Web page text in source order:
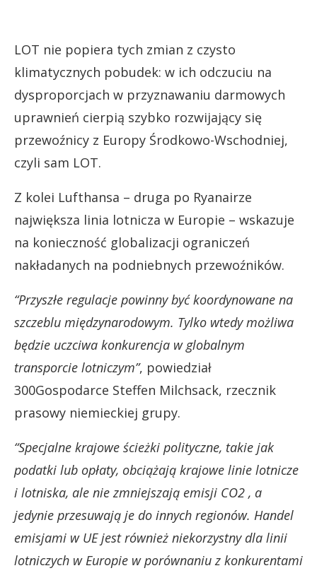
LOT nie popiera tych zmian z czysto
klimatycznych pobudek: w ich odczuciu na
dysproporcjach w przyznawaniu darmowych
uprawnień cierpią szybko rozwijający się
przewoźnicy z Europy Środkowo-Wschodniej,
czyli sam LOT.
Z kolei Lufthansa – druga po Ryanairze
największa linia lotnicza w Europie – wskazuje
na konieczność globalizacji ograniczeń
nakładanych na podniebnych przewoźników.
“Przyszłe regulacje powinny być koordynowane na
szczeblu międzynarodowym. Tylko wtedy możliwa
będzie uczciwa konkurencja w globalnym
transporcie lotniczym”, powiedział
300Gospodarce Steffen Milchsack, rzecznik
prasowy niemieckiej grupy.
“Specjalne krajowe ścieżki polityczne, takie jak
podatki lub opłaty, obciążają krajowe linie lotnicze
i lotniska, ale nie zmniejszają emisji CO2 , a
jedynie przesuwają je do innych regionów. Handel
emisjami w UE jest również niekorzystny dla linii
lotniczych w Europie w porównaniu z konkurentami